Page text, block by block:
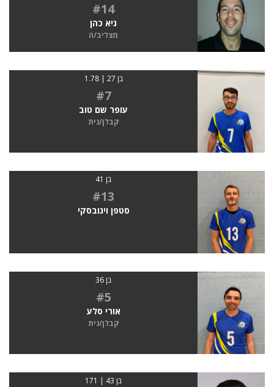
#14
גיא כהן
מצליב/ה
בן 27 | 1.78
#7
עופר שם טוב
קבלן/נית
בן 41
#13
סטפן ויגובסקי
בן 36
#5
אורי סלע
קבלן/נית
בן 43 | 171